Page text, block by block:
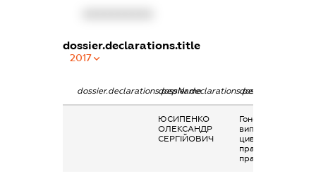
dossier.declarations.title
2017
dossier.declarations.pepNamedossier.declarations.personName
ЮСИПЕНКО
ОЛЕКСАНДР
СЕРГІЙОВИЧ
Гонорари та інші
виплати згідно з
цивільно-
правовим
правочинами